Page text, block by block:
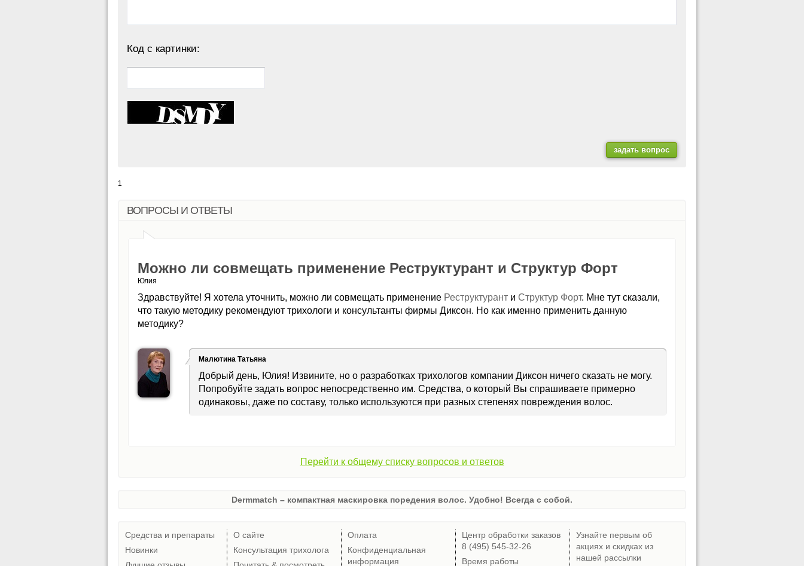
Код с картинки:
1
ВОПРОСЫ И ОТВЕТЫ
Можно ли совмещать применение Реструктурант и Структур Форт
Юлия
Здравствуйте! Я хотела уточнить, можно ли совмещать применение Реструктурант и Структур Форт. Мне тут сказали,
что такую методику рекомендуют трихологи и консультанты фирмы Диксон. Но как именно применить данную
методику?
Малютина Татьяна
Добрый день, Юлия! Извините, но о разработках трихологов компании Диксон ничего сказать не могу.
Попробуйте задать вопрос непосредственно им. Средства, о который Вы спрашиваете примерно
одинаковы, даже по составу, только используются при разных степенях повреждения волос.
Перейти к общему списку вопросов и ответов
Dermmatch – компактная маскировка поредения волос. Удобно! Всегда с собой.
Средства и препараты
Новинки
О сайте
Консультация трихолога
Оплата
Конфиденциальная
информация
Центр обработки заказов
8 (495) 545-32-26
Время работы
Узнайте первым об
акциях и скидках из
нашей рассылки